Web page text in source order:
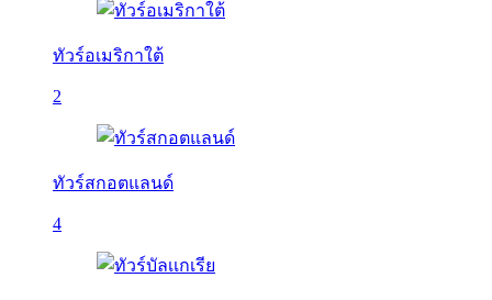
ทัวร์อเมริกาใต้
2
ทัวร์สกอตแลนด์
4